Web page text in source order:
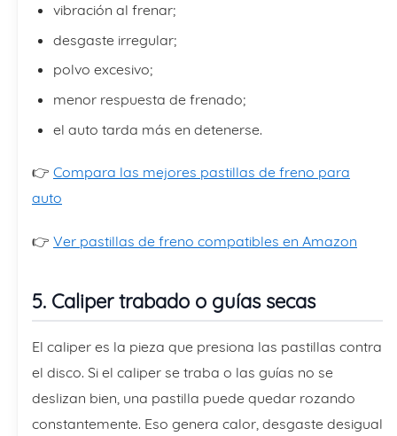
vibración al frenar;
desgaste irregular;
polvo excesivo;
menor respuesta de frenado;
el auto tarda más en detenerse.
👉 Compara las mejores pastillas de freno para
auto
👉 Ver pastillas de freno compatibles en Amazon
5. Caliper trabado o guías secas
El caliper es la pieza que presiona las pastillas contra
el disco. Si el caliper se traba o las guías no se
deslizan bien, una pastilla puede quedar rozando
constantemente. Eso genera calor, desgaste desigual